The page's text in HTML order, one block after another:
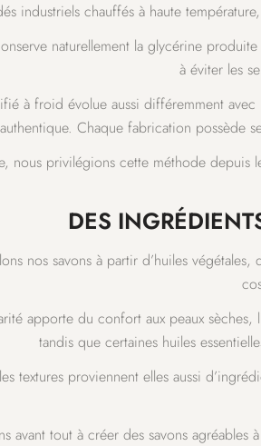
industriels chauffés à haute
naturellement la glycérine
à éviter les
à froid évolue aussi différemment
authentique. Chaque fabrication possède
nous privilégions cette méthode depuis
DES
nos savons à partir d’huiles
apporte du confort aux peaux sèches,
tandis que certaines huiles
textures proviennent elles aussi
avant tout à créer des savons